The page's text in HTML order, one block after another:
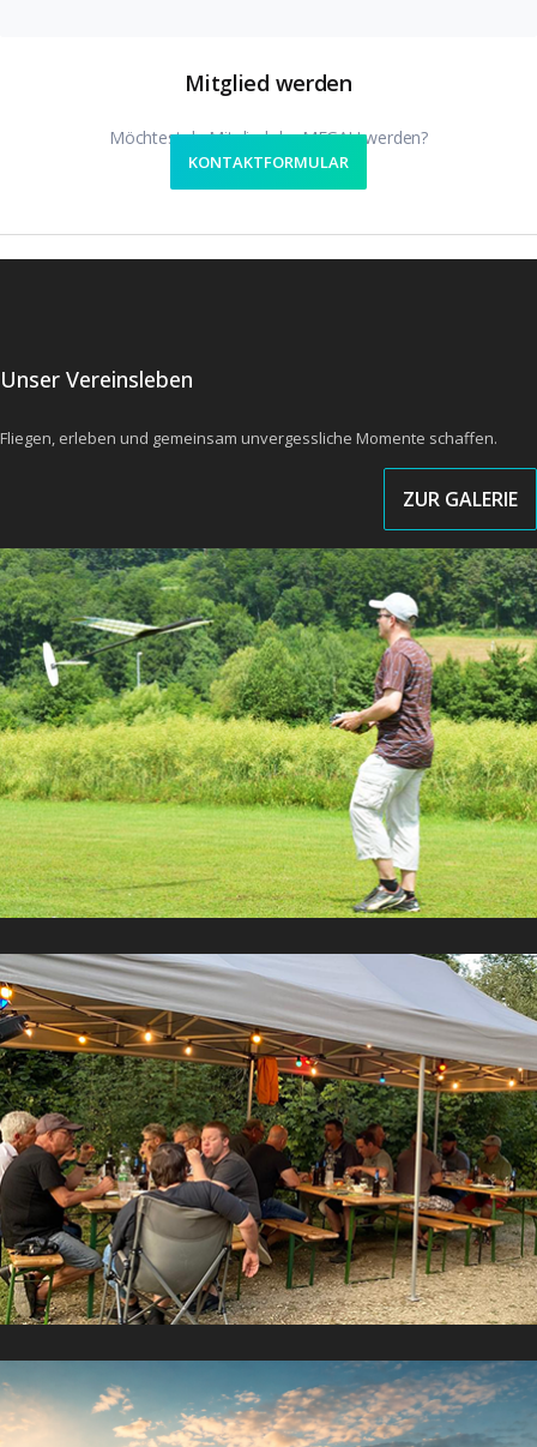
Mitglied werden
Möchtest du Mitglied der MFGAU werden?
KONTAKTFORMULAR
Unser Vereinsleben
Fliegen, erleben und gemeinsam unvergessliche Momente schaffen.
ZUR GALERIE